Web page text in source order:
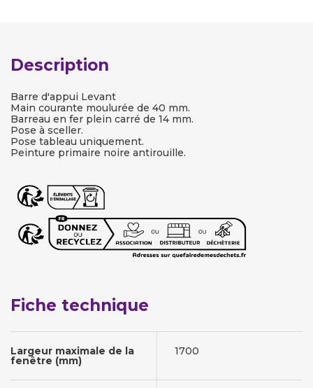
Description
Barre d'appui Levant
Main courante moulurée de 40 mm.
Barreau en fer plein carré de 14 mm.
Pose à sceller.
Pose tableau uniquement.
Peinture primaire noire antirouille.
Fiche technique
Largeur maximale de la
fenêtre (mm)
1700